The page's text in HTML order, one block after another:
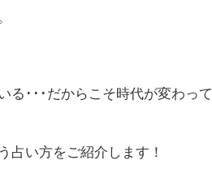
る･･･だからこそ時代が変わって
占い方をご紹介します！